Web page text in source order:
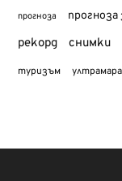
прогноза
рекорд снимки
туризъм